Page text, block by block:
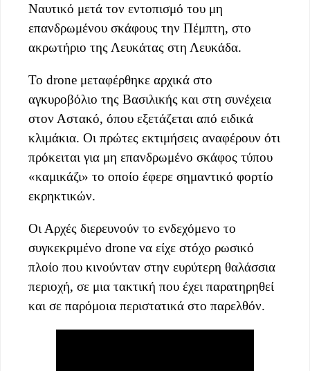
Ναυτικό μετά τον εντοπισμό του μη
επανδρωμένου σκάφους την Πέμπτη, στο
ακρωτήριο της Λευκάτας στη Λευκάδα.
Το drone μεταφέρθηκε αρχικά στο
αγκυροβόλιο της Βασιλικής και στη συνέχεια
στον Αστακό, όπου εξετάζεται από ειδικά
κλιμάκια. Οι πρώτες εκτιμήσεις αναφέρουν ότι
πρόκειται για μη επανδρωμένο σκάφος τύπου
«καμικάζι» το οποίο έφερε σημαντικό φορτίο
εκρηκτικών.
Οι Αρχές διερευνούν το ενδεχόμενο το
συγκεκριμένο drone να είχε στόχο ρωσικό
πλοίο που κινούνταν στην ευρύτερη θαλάσσια
περιοχή, σε μια τακτική που έχει παρατηρηθεί
και σε παρόμοια περιστατικά στο παρελθόν.